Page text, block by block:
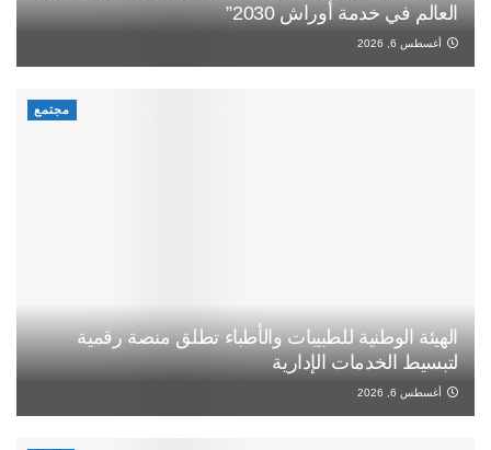
العالم في خدمة أوراش 2030”
أغسطس 6, 2026
مجتمع
الهيئة الوطنية للطبيبات والأطباء تطلق منصة رقمية
لتبسيط الخدمات الإدارية
أغسطس 6, 2026